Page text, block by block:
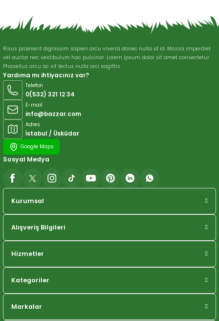
Gönder
Risus praesent dignissim sapien arcu viverra donec nulla id id. Massa imperdiet
vel auctor nec vestibulum hac pulvinar. Lorem ipsum dolor sit amet consectetur
Phasellus arcu ac sit lectus nulla orci sagittis.
Yardıma mı ihtiyacınız var?
Telefon
0(532) 321 12 34
E-mail
info@bazzar.com
Adres
İstabul / Üsküdar
Google Maps
Kurumsal
Alışveriş Bilgileri
Hizmetler
Kategoriler
Markalar
Sosyal Medya